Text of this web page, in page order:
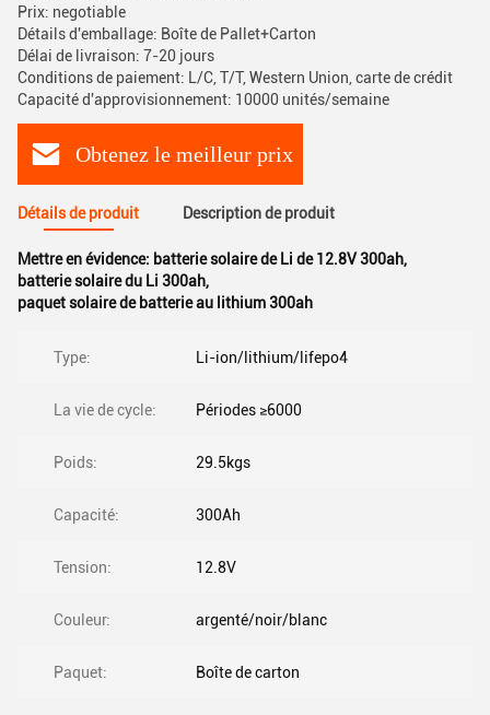
Prix: negotiable
Détails d'emballage: Boîte de Pallet+Carton
Délai de livraison: 7-20 jours
Conditions de paiement: L/C, T/T, Western Union, carte de crédit
Capacité d'approvisionnement: 10000 unités/semaine
Obtenez le meilleur prix
Détails de produit Description de produit
Mettre en évidence: batterie solaire de Li de 12.8V 300ah,
batterie solaire du Li 300ah,
paquet solaire de batterie au lithium 300ah
Type: Li-ion/lithium/lifepo4
La vie de cycle: Périodes ≥6000
Poids: 29.5kgs
Capacité: 300Ah
Tension: 12.8V
Couleur: argenté/noir/blanc
Paquet: Boîte de carton